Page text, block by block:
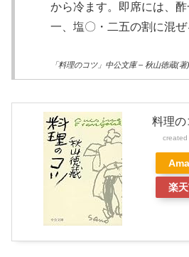
から冷ます。即席には、
一、塩〇・二五の割に混ぜ
「料理のコツ」中公文庫 – 秋山徳蔵(著
料理の
created
楽